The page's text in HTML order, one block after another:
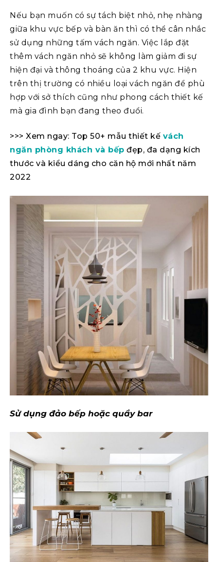
Nếu bạn muốn có sự tách biệt nhỏ, nhẹ nhàng
giữa khu vực bếp và bàn ăn thì có thể cân nhắc
sử dụng những tấm vách ngăn. Việc lắp đặt
thêm vách ngăn nhỏ sẽ không làm giảm đi sự
hiện đại và thông thoáng của 2 khu vực. Hiện
trên thị trường có nhiều loại vách ngăn để phù
hợp với sở thích cũng như phong cách thiết kế
mà gia đình bạn đang theo đuổi.
>>> Xem ngay: Top 50+ mẫu thiết kế vách
ngăn phòng khách và bếp đẹp, đa dạng kích
thước và kiểu dáng cho căn hộ mới nhất năm
2022
Sử dụng đảo bếp hoặc quầy bar